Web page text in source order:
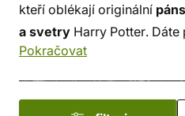
kteří oblékají originální
a svetry Harry Potter.
Bradavicnebo s
Zapovězeného lesa, vám
Pokračovat